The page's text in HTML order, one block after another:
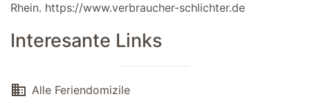
Rhein. https://www.verbraucher-schlichter.de
Interesante Links
domain Alle Feriendomizile